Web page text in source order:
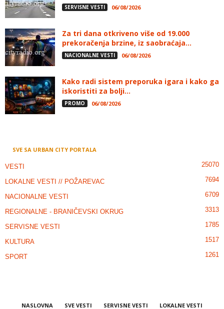
SERVISNE VESTI 06/08/2026
Za tri dana otkriveno više od 19.000
prekoračenja brzine, iz saobraćaja...
NACIONALNE VESTI 06/08/2026
Kako radi sistem preporuka igara i kako ga
iskoristiti za bolji...
PROMO 06/08/2026
SVE SA URBAN CITY PORTALA
VESTI 25070
LOKALNE VESTI // POŽAREVAC 7694
NACIONALNE VESTI 6709
REGIONALNE - BRANIČEVSKI OKRUG 3313
SERVISNE VESTI 1785
KULTURA 1517
SPORT 1261
NASLOVNA SVE VESTI SERVISNE VESTI LOKALNE VESTI